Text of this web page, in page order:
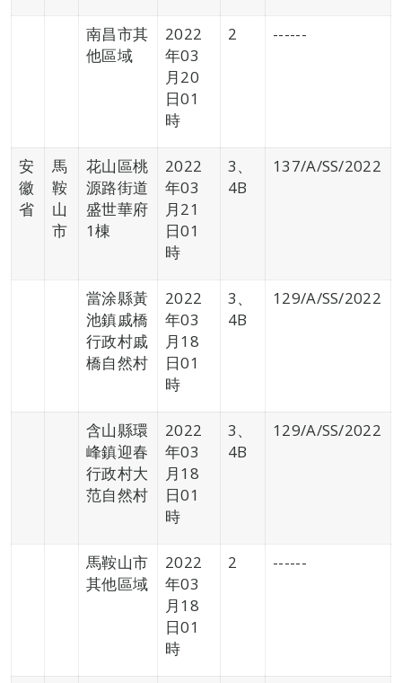
南昌市其
他區域
2022
年03
月20
日01
時
2 ------
安
徽
省
馬
鞍
山
市
花山區桃
源路街道
盛世華府
1棟
2022
年03
月21
日01
時
3、
4B
137/A/SS/2022
當涂縣黃
池鎮戚橋
行政村戚
橋自然村
2022
年03
月18
日01
時
3、
4B
129/A/SS/2022
含山縣環
峰鎮迎春
行政村大
范自然村
2022
年03
月18
日01
時
3、
4B
129/A/SS/2022
馬鞍山市
其他區域
2022
年03
月18
日01
時
2 ------